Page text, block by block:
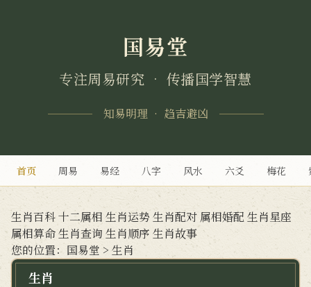
国易堂
专注周易研究 • 传播国学智慧
知易明理 • 趋吉避凶
首页 周易 易经 八字 风水 六爻 梅花
生肖百科十二属相 生肖运势 生肖配对 属相婚配 生肖星座
属相算命生肖查询 生肖顺序 生肖故事
您的位置： 国易堂 > 生肖
生肖